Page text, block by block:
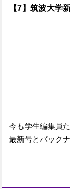
【7】筑波大学
今も学生編集員
最新号とバック